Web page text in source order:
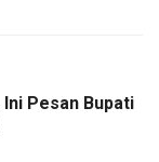
Pesan Bupati